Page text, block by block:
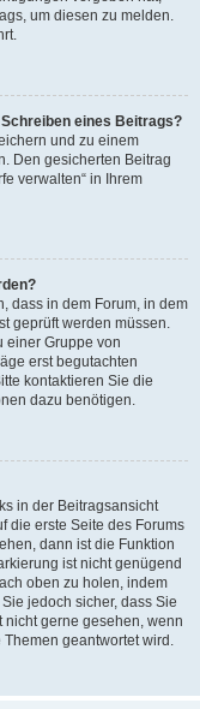
um diesen zu melden.
eines Beitrags?
und zu einem
Den gesicherten Beitrag
verwalten“ in Ihrem
dass in dem Forum, in dem
geprüft werden müssen.
einer Gruppe von
erst begutachten
kontaktieren Sie die
dazu benötigen.
in der Beitragsansicht
die erste Seite des Forums
dann ist die Funktion
ist nicht genügend
oben zu holen, indem
jedoch sicher, dass Sie
gerne gesehen, wenn
geantwortet wird.